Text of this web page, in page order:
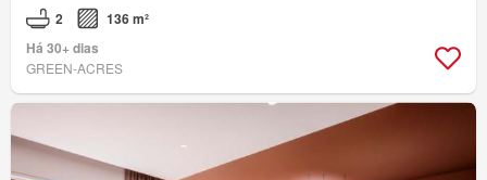
2
136 m²
Há 30+ dias
GREEN-ACRES